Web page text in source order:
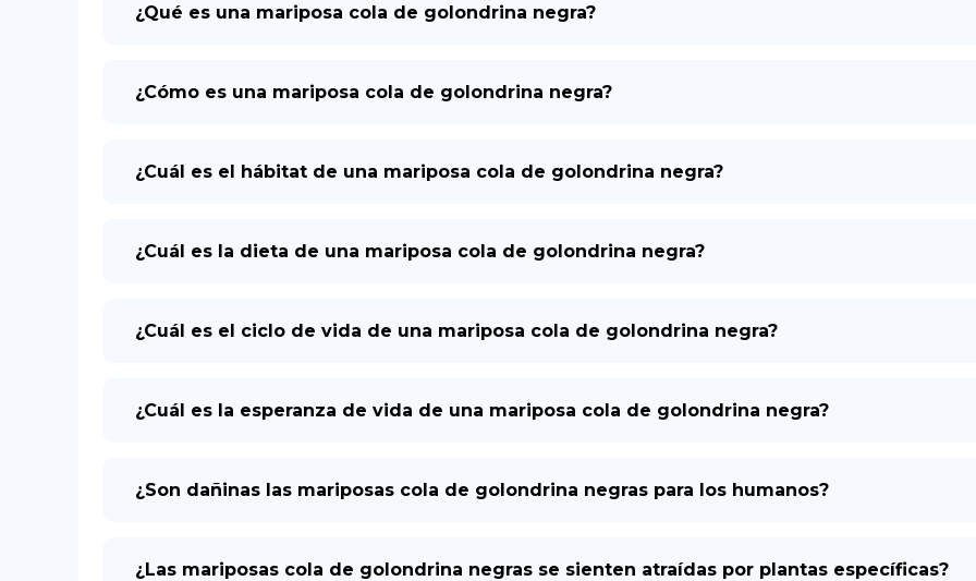
¿Qué es una mariposa cola de golondrina negra?
¿Cómo es una mariposa cola de golondrina negra?
¿Cuál es el hábitat de una mariposa cola de golondrina negra?
¿Cuál es la dieta de una mariposa cola de golondrina negra?
¿Cuál es el ciclo de vida de una mariposa cola de golondrina negra?
¿Cuál es la esperanza de vida de una mariposa cola de golondrina negra?
¿Son dañinas las mariposas cola de golondrina negras para los humanos?
¿Las mariposas cola de golondrina negras se sienten atraídas por plantas específicas?